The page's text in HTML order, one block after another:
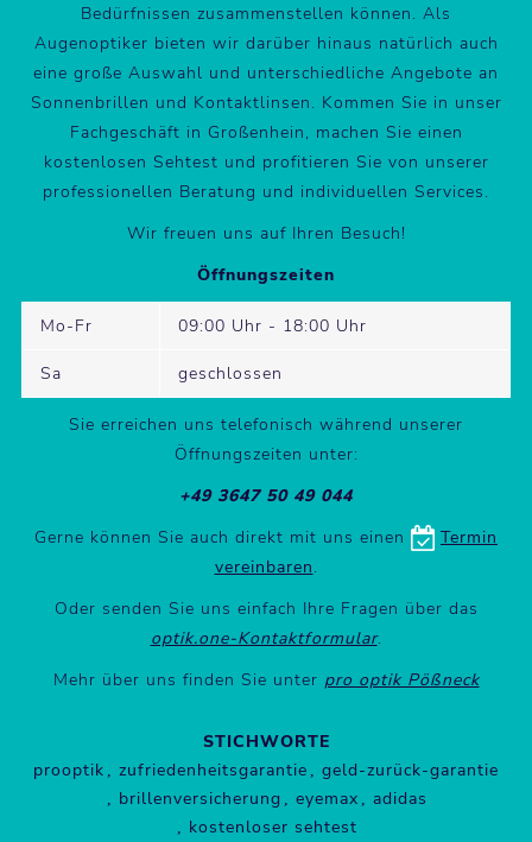
Bedürfnissen zusammenstellen können. Als
Augenoptiker bieten wir darüber hinaus natürlich auch
eine große Auswahl und unterschiedliche Angebote an
Sonnenbrillen und Kontaktlinsen. Kommen Sie in unser
Fachgeschäft in Großenhein, machen Sie einen
kostenlosen Sehtest und profitieren Sie von unserer
professionellen Beratung und individuellen Services.
Wir freuen uns auf Ihren Besuch!
Öffnungszeiten
Mo-Fr 09:00 Uhr - 18:00 Uhr
Sa geschlossen
Sie erreichen uns telefonisch während unserer
Öffnungszeiten unter:
+49 3647 50 49 044
Gerne können Sie auch direkt mit uns einen
Termin
vereinbaren.
Oder senden Sie uns einfach Ihre Fragen über das
optik.one-Kontaktformular.
Mehr über uns finden Sie unter pro optik Pößneck
STICHWORTE
prooptik
zufriedenheitsgarantie
geld-zurück-garantie
brillenversicherung
eyemax
adidas
kostenloser sehtest